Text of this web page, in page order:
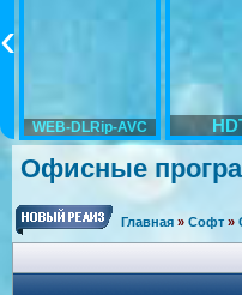
WEB-DLRip-AVC
Офисные
Главная » Софт »